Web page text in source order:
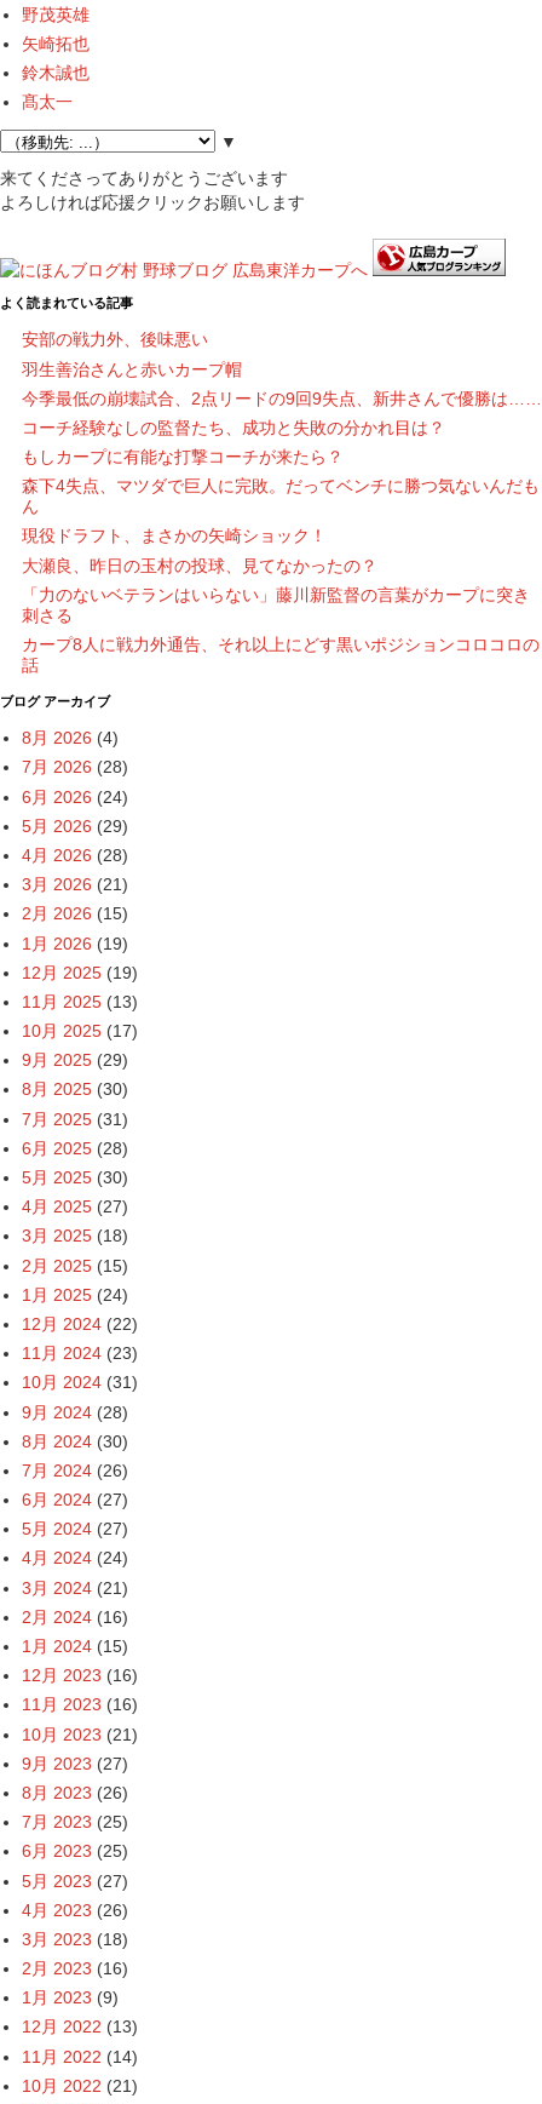
野茂英雄
矢崎拓也
鈴木誠也
髙太一
▼
来てくださってありがとうございます
よろしければ応援クリックお願いします
よく読まれている記事
安部の戦力外、後味悪い
羽生善治さんと赤いカープ帽
今季最低の崩壊試合、2点リードの9回9失点、新井さんで優勝は……
コーチ経験なしの監督たち、成功と失敗の分かれ目は？
もしカープに有能な打撃コーチが来たら？
森下4失点、マツダで巨人に完敗。だってベンチに勝つ気ないんだも
ん
現役ドラフト、まさかの矢崎ショック！
大瀬良、昨日の玉村の投球、見てなかったの？
「力のないベテランはいらない」藤川新監督の言葉がカープに突き
刺さる
カープ8人に戦力外通告、それ以上にどす黒いポジションコロコロの
話
ブログ アーカイブ
8月 2026 (4)
7月 2026 (28)
6月 2026 (24)
5月 2026 (29)
4月 2026 (28)
3月 2026 (21)
2月 2026 (15)
1月 2026 (19)
12月 2025 (19)
11月 2025 (13)
10月 2025 (17)
9月 2025 (29)
8月 2025 (30)
7月 2025 (31)
6月 2025 (28)
5月 2025 (30)
4月 2025 (27)
3月 2025 (18)
2月 2025 (15)
1月 2025 (24)
12月 2024 (22)
11月 2024 (23)
10月 2024 (31)
9月 2024 (28)
8月 2024 (30)
7月 2024 (26)
6月 2024 (27)
5月 2024 (27)
4月 2024 (24)
3月 2024 (21)
2月 2024 (16)
1月 2024 (15)
12月 2023 (16)
11月 2023 (16)
10月 2023 (21)
9月 2023 (27)
8月 2023 (26)
7月 2023 (25)
6月 2023 (25)
5月 2023 (27)
4月 2023 (26)
3月 2023 (18)
2月 2023 (16)
1月 2023 (9)
12月 2022 (13)
11月 2022 (14)
10月 2022 (21)